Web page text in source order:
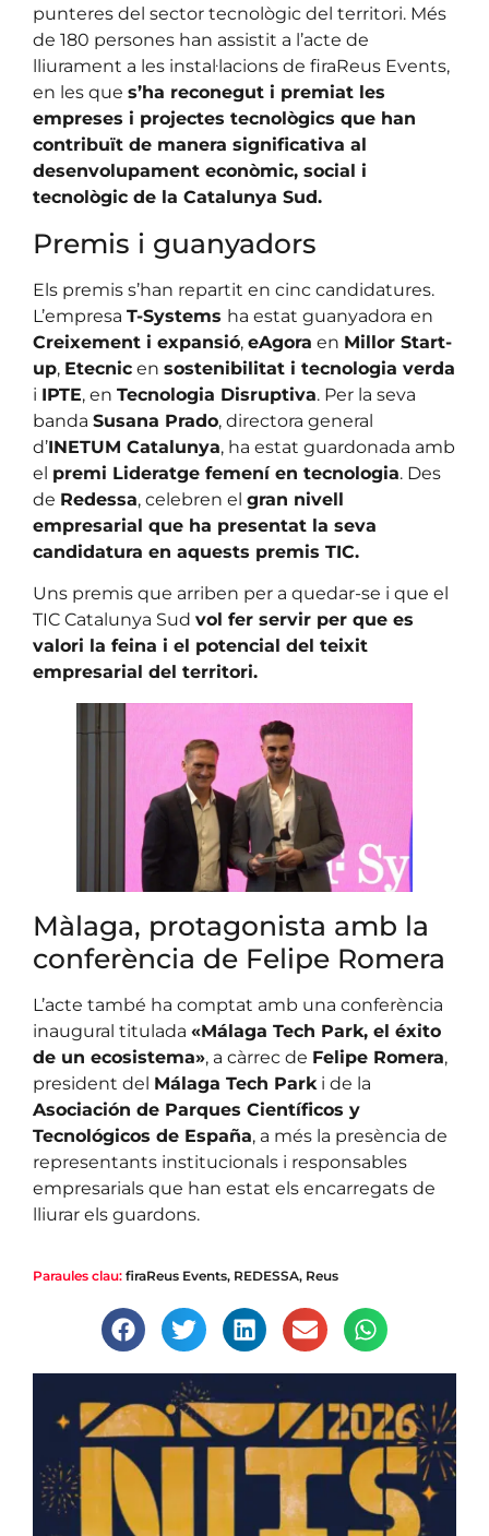
punteres del sector tecnològic del territori. Més
de 180 persones han assistit a l’acte de
lliurament a les instal·lacions de firaReus Events,
en les que s’ha reconegut i premiat les
empreses i projectes tecnològics que han
contribuït de manera significativa al
desenvolupament econòmic, social i
tecnològic de la Catalunya Sud.
Premis i guanyadors
Els premis s’han repartit en cinc candidatures.
L’empresa T-Systems ha estat guanyadora en
Creixement i expansió, eAgora en Millor Start-
up, Etecnic en sostenibilitat i tecnologia verda
i IPTE, en Tecnologia Disruptiva. Per la seva
banda Susana Prado, directora general
d’INETUM Catalunya, ha estat guardonada amb
el premi Lideratge femení en tecnologia. Des
de Redessa, celebren el gran nivell
empresarial que ha presentat la seva
candidatura en aquests premis TIC.
Uns premis que arriben per a quedar-se i que el
TIC Catalunya Sud vol fer servir per que es
valori la feina i el potencial del teixit
empresarial del territori.
Màlaga, protagonista amb la
conferència de Felipe Romera
L’acte també ha comptat amb una conferència
inaugural titulada «Málaga Tech Park, el éxito
de un ecosistema», a càrrec de Felipe Romera,
president del Málaga Tech Parki de la
Asociación de Parques Científicos y
Tecnológicos de España, a més la presència de
representants institucionals i responsables
empresarials que han estat els encarregats de
lliurar els guardons.
Paraules clau: firaReus Events, REDESSA, Reus